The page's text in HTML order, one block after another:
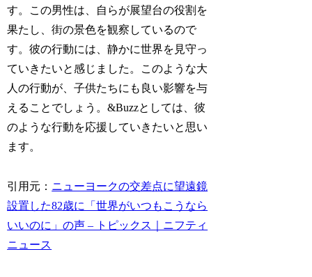
す。この男性は、自らが展望台の役割を
果たし、街の景色を観察しているので
す。彼の行動には、静かに世界を見守っ
ていきたいと感じました。このような大
人の行動が、子供たちにも良い影響を与
えることでしょう。&Buzzとしては、彼
のような行動を応援していきたいと思い
ます。
引用元： ニューヨークの交差点に望遠鏡
設置した82歳に「世界がいつもこうなら
いいのに」の声 – トピックス｜ニフティ
ニュース